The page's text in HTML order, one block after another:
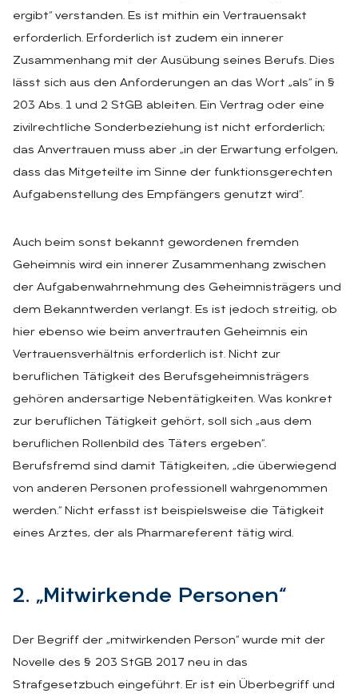
ergibt“ verstanden. Es ist mithin ein Vertrauensakt
erforderlich. Erforderlich ist zudem ein innerer
Zusammenhang mit der Ausübung seines Berufs. Dies
lässt sich aus den Anforderungen an das Wort „als“ in §
203 Abs. 1 und 2 StGB ableiten. Ein Vertrag oder eine
zivilrechtliche Sonderbeziehung ist nicht erforderlich;
das Anvertrauen muss aber „in der Erwartung erfolgen,
dass das Mitgeteilte im Sinne der funktionsgerechten
Aufgabenstellung des Empfängers genutzt wird“.
Auch beim sonst bekannt gewordenen fremden
Geheimnis wird ein innerer Zusammenhang zwischen
der Aufgabenwahrnehmung des Geheimnisträgers und
dem Bekanntwerden verlangt. Es ist jedoch streitig, ob
hier ebenso wie beim anvertrauten Geheimnis ein
Vertrauensverhältnis erforderlich ist. Nicht zur
beruflichen Tätigkeit des Berufsgeheimnisträgers
gehören andersartige Nebentätigkeiten. Was konkret
zur beruflichen Tätigkeit gehört, soll sich „aus dem
beruflichen Rollenbild des Täters ergeben“.
Berufsfremd sind damit Tätigkeiten, „die überwiegend
von anderen Personen professionell wahrgenommen
werden.“ Nicht erfasst ist beispielsweise die Tätigkeit
eines Arztes, der als Pharmareferent tätig wird.
2. „Mit­wir­ken­de Per­so­nen“
Der Begriff der „mitwirkenden Person“ wurde mit der
Novelle des § 203 StGB 2017 neu in das
Strafgesetzbuch eingeführt. Er ist ein Überbegriff und